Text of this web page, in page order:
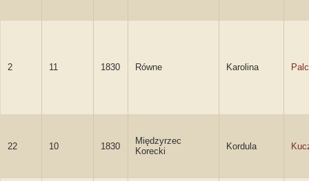
2 11 1830 Równe Karolina
22 10 1830
Międzyrzec
Korecki
Kordula